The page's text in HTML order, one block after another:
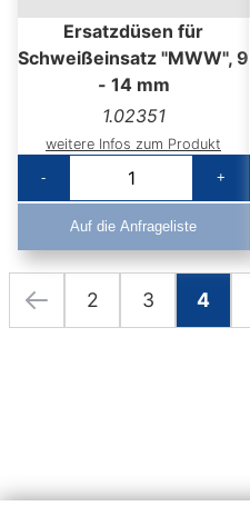
Ersatzdüsen für
Schweißeinsatz "MWW", 9
- 14 mm
1.02351
weitere Infos zum Produkt
-
+
Auf die Anfrageliste
SeiteSeite
ZurückSeite
2 Seite
3 Sie
4